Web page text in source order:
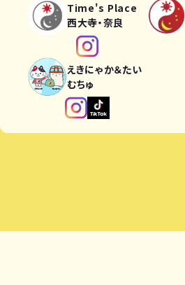
Time's Place
西大寺・奈良
えきにゃか＆たい
むちゅ